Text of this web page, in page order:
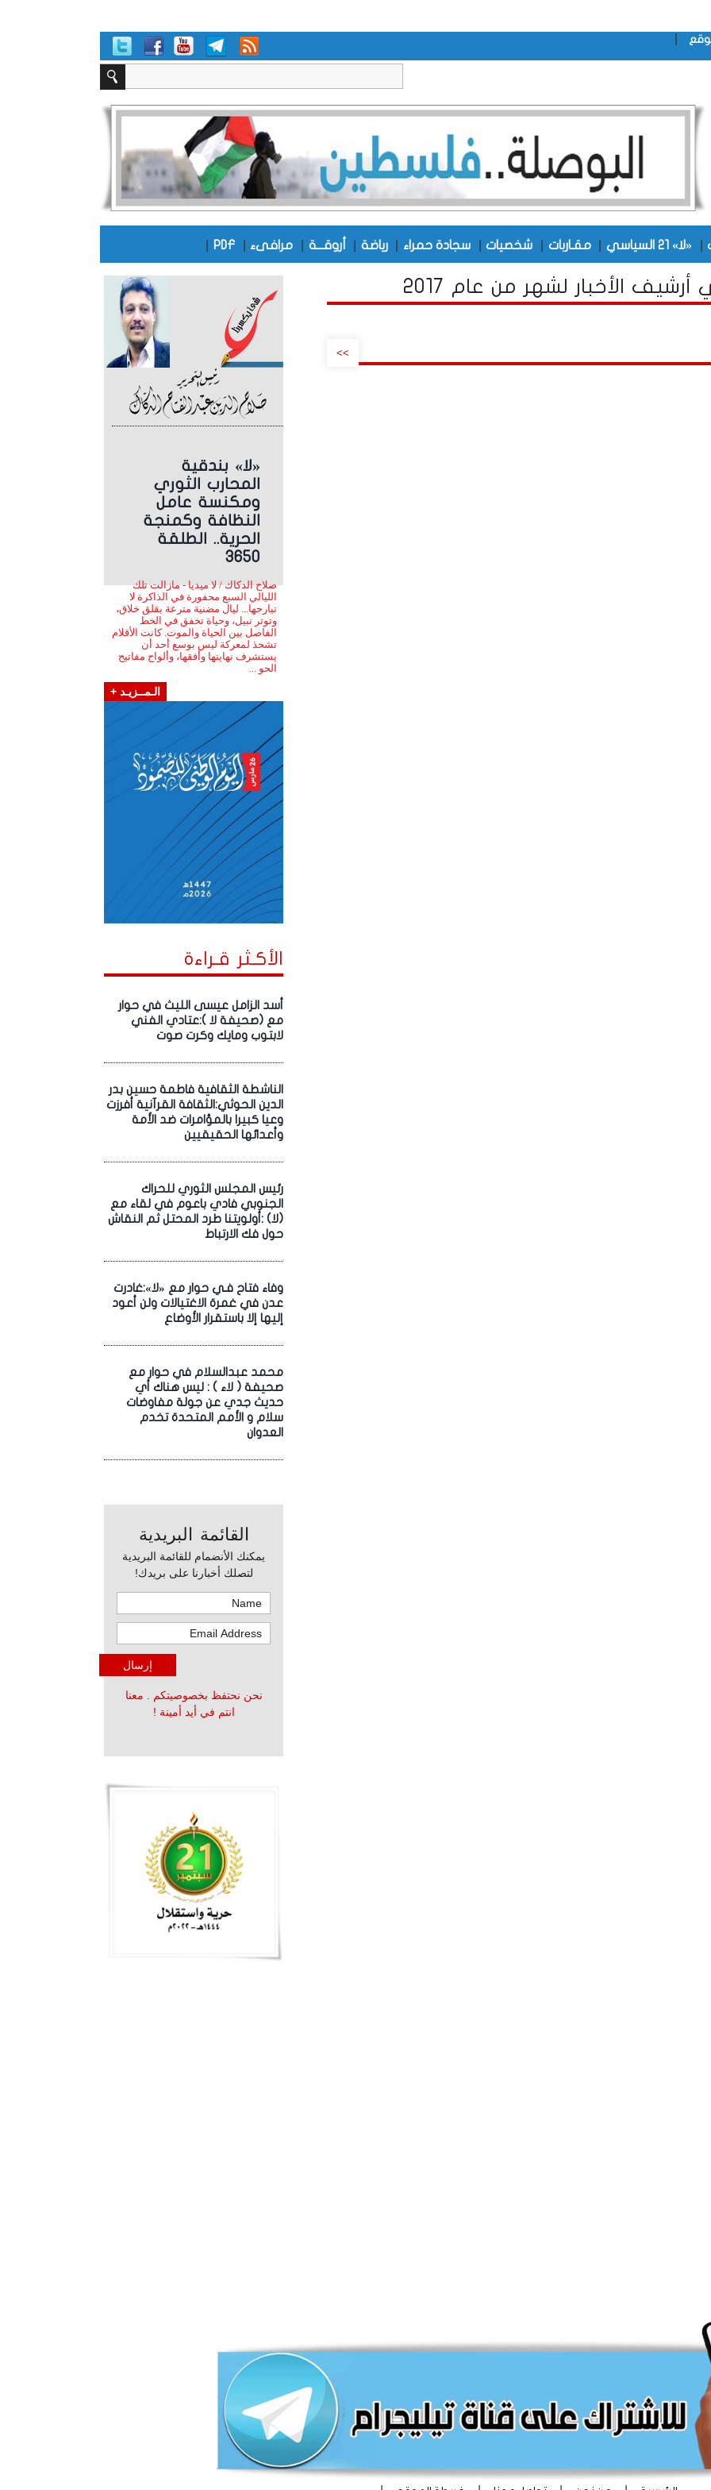
«لا» 21 السياسي مقـاربات شخصيات سجادة حمراء رياضة أروقـــة مرافىء PDF
«لا» بندقية
المحارب الثوري
ومكنسة عامل
النظافة وكمنجة
الحرية.. الطلقة
3650
صلاح الدكاك / لا ميديا - مازالت تلك
الليالي السبع محفورة في الذاكرة لا
تبارحها... ليال مضنية مترعة بقلق خلاق،
وتوتر نبيل، وحياة تخفق في الخط
الفاصل بين الحياة والموت. كانت الأقلام
تشحذ لمعركة ليس بوسع أحد أن
يستشرف نهايتها وأفقها، وألواح مفاتيح
الحو ...
الـمــزيـد +
الأكـثر قـراءة
أسد الزامل عيسى الليث في حوار
مع (صحيفة لا ):عتادي الفني
لابتوب ومايك وكرت صوت
الناشطة الثقافية فاطمة حسين بدر
الدين الحوثي:الثقافة القرآنية أفرزت
وعيا كبيرا بالمؤامرات ضد الأمة
وأعدائها الحقيقيين
رئيس المجلس الثوري للحراك
الجنوبي فادي باعوم في لقاء مع
(لا) :أولويتنا طرد المحتل ثم النقاش
حول فك الارتباط
وفاء فتاح فـي حوار مع «لا»:غادرت
عدن في غمرة الاغتيالات ولن أعود
إليها إلا باستقرار الأوضاع
محمد عبدالسلام في حوار مع
صحيفة ( لاء ) : ليس هناك أي
حديث جدي عن جولة مفاوضات
سلام و الأمم المتحدة تخدم
العدوان
القائمة البريدية
يمكنك الأنضمام للقائمة البريدية
لتصلك أخبارنا على بريدك!
نحن نحتفظ بخصوصيتكم . معنا
انتم في أيد أمينة !
الأخبار لشهر من عام 2017
>>